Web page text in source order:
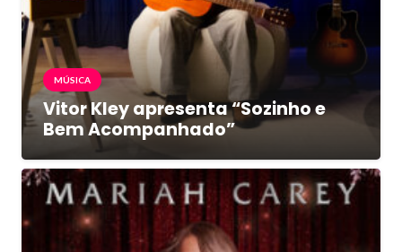
MÚSICA
Vitor Kley apresenta “Sozinho e
Bem Acompanhado”